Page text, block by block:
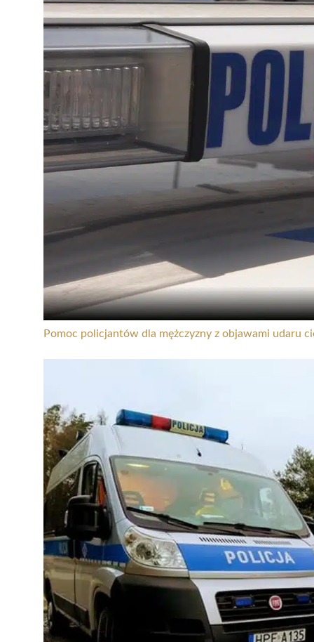
Pomoc policjantów dla mężczyzny z objawami udaru